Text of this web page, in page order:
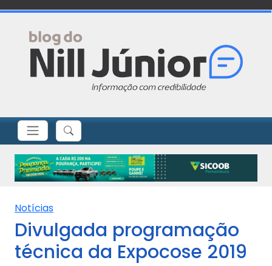
Notícias
Divulgada programação
técnica da Expocose 2019